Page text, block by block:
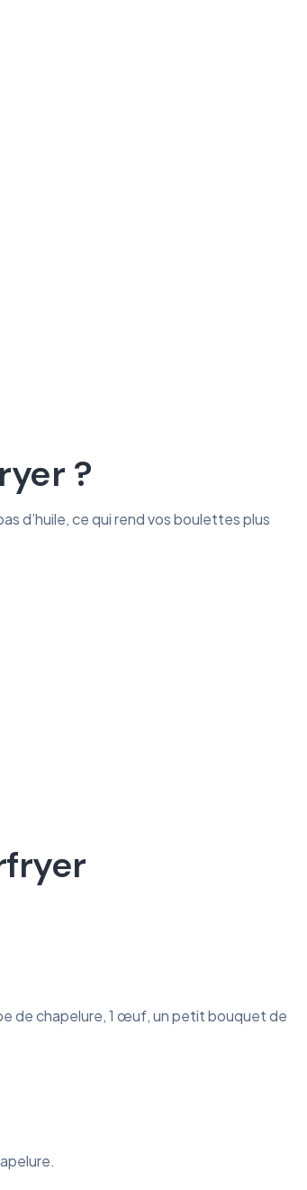
?
d’huile, ce qui rend vos boulettes plus
de chapelure, 1 œuf, un petit bouquet de